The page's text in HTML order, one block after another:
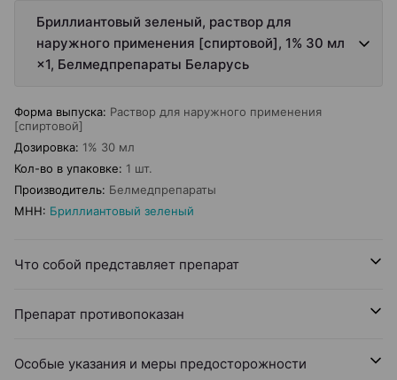
Бриллиантовый зеленый, раствор для
наружного применения [спиртовой], 1% 30 мл
×1, Белмедпрепараты Беларусь
Форма выпуска: Раствор для наружного применения
[спиртовой]
Дозировка: 1% 30 мл
Кол-во в упаковке: 1 шт.
Производитель: Белмедпрепараты
МНН: Бриллиантовый зеленый
Что собой представляет препарат
Препарат противопоказан
Особые указания и меры предосторожности